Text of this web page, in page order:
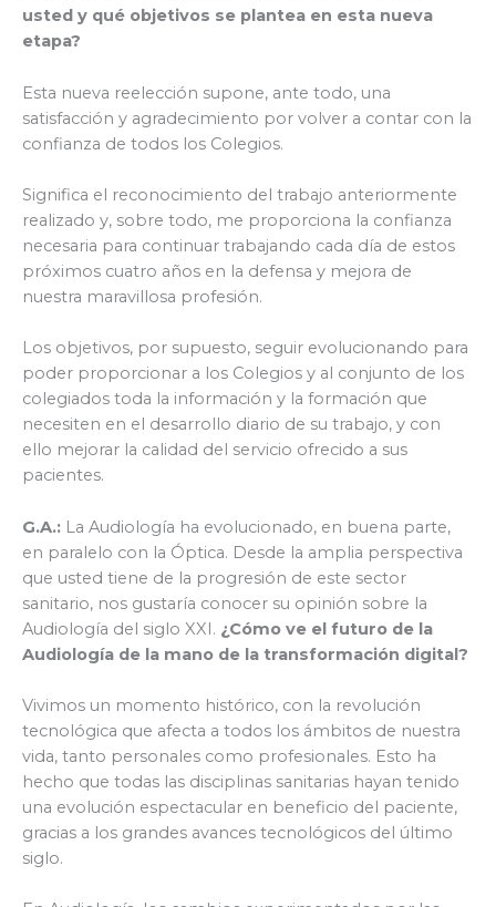
usted y qué objetivos se plantea en esta nueva
etapa?
Esta nueva reelección supone, ante todo, una
satisfacción y agradecimiento por volver a contar con la
confianza de todos los Colegios.
Significa el reconocimiento del trabajo anteriormente
realizado y, sobre todo, me proporciona la confianza
necesaria para continuar trabajando cada día de estos
próximos cuatro años en la defensa y mejora de
nuestra maravillosa profesión.
Los objetivos, por supuesto, seguir evolucionando para
poder proporcionar a los Colegios y al conjunto de los
colegiados toda la información y la formación que
necesiten en el desarrollo diario de su trabajo, y con
ello mejorar la calidad del servicio ofrecido a sus
pacientes.
G.A.: La Audiología ha evolucionado, en buena parte,
en paralelo con la Óptica. Desde la amplia perspectiva
que usted tiene de la progresión de este sector
sanitario, nos gustaría conocer su opinión sobre la
Audiología del siglo XXI. ¿Cómo ve el futuro de la
Audiología de la mano de la transformación digital?
Vivimos un momento histórico, con la revolución
tecnológica que afecta a todos los ámbitos de nuestra
vida, tanto personales como profesionales. Esto ha
hecho que todas las disciplinas sanitarias hayan tenido
una evolución espectacular en beneficio del paciente,
gracias a los grandes avances tecnológicos del último
siglo.